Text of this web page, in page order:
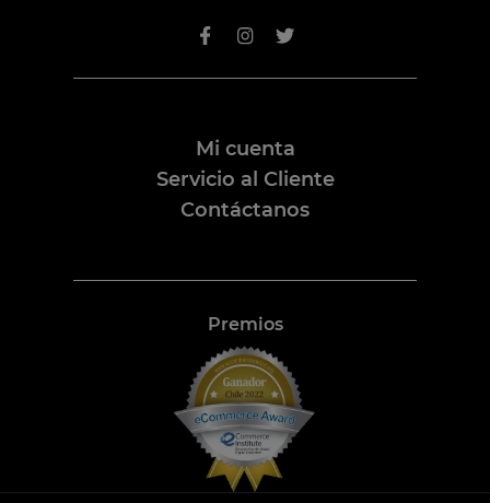
Mi cuenta
Servicio al Cliente
Contáctanos
Premios